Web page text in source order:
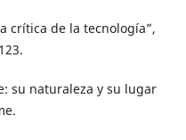
crítica de la tecnología”,
su naturaleza y su lugar